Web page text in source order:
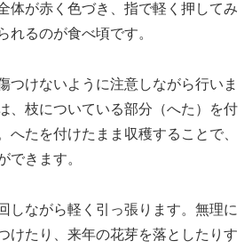
体が赤く色づき、指で軽く押してみ
れるのが食べ頃です。
つけないように注意しながら行いま
、枝についている部分（へた）を付
へたを付けたまま収穫することで、
できます。
しながら軽く引っ張ります。無理に
けたり、来年の花芽を落としたりす